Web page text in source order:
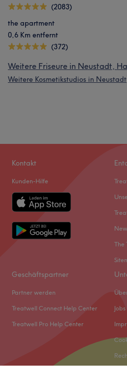
(2083)
the apartment
0,6 Km entfernt
(372)
Weitere Friseure in Neustadt,
Weitere Kosmetikstudios in
Kontakt
Kunden-Hilfe
The
Geschäftspartner
Partner werden
Treatwell Connect Help Center
Treatwell Pro Help Center
Jobs